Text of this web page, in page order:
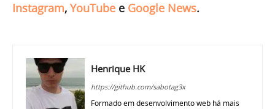
Instagram, YouTube e Google News.
Henrique HK
https://github.com/sabotag3x
Formado em desenvolvimento web há mais